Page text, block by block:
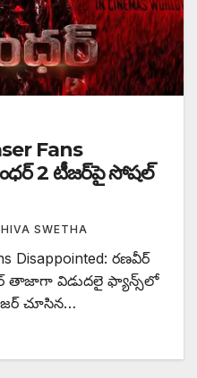
Fans
2 టీజర్‌పై సోషల్
SWETHA
Disappointed: రణవీర్
తాజాగా విడుదలై ఫ్యాన్స్‌లో
చూసిన…